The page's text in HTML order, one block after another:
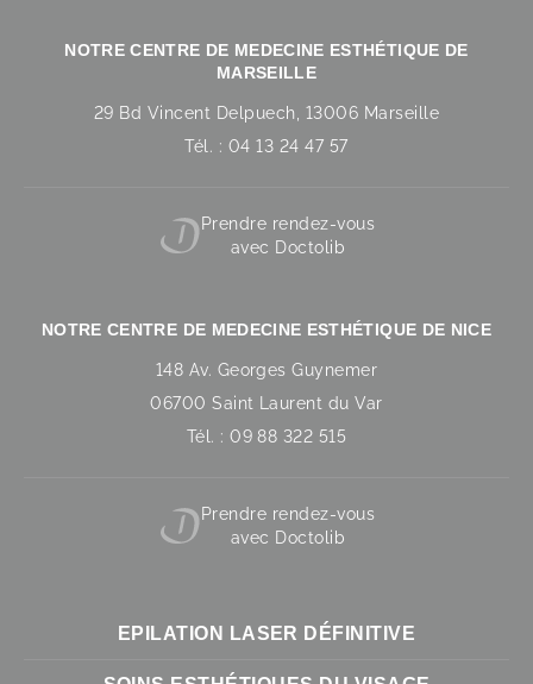
NOTRE CENTRE DE MEDECINE ESTHÉTIQUE DE
MARSEILLE
29 Bd Vincent Delpuech, 13006 Marseille
Tél. : 04 13 24 47 57
Prendre rendez-vous
avec Doctolib
NOTRE CENTRE DE MEDECINE ESTHÉTIQUE DE NICE
148 Av. Georges Guynemer
06700 Saint Laurent du Var
Tél. : 09 88 322 515
Prendre rendez-vous
avec Doctolib
EPILATION LASER DÉFINITIVE